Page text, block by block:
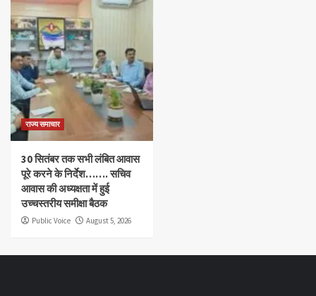
राज्य समाचार
30 सितंबर तक सभी लंबित आवास
पूरे करने के निर्देश……. सचिव
आवास की अध्यक्षता में हुई
उच्चस्तरीय समीक्षा बैठक
Public Voice August 5, 2026